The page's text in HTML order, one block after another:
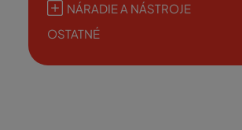
NÁRADIE A NÁSTROJE
OSTATNÉ